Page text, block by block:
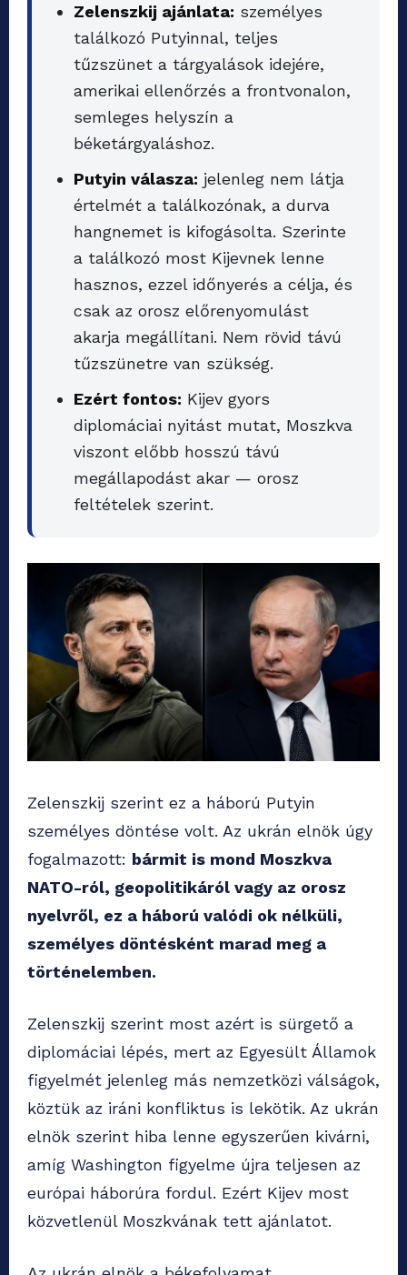
Zelenszkij ajánlata: személyes
találkozó Putyinnal, teljes
tűzszünet a tárgyalások idejére,
amerikai ellenőrzés a frontvonalon,
semleges helyszín a
béketárgyaláshoz.
Putyin válasza: jelenleg nem látja
értelmét a találkozónak, a durva
hangnemet is kifogásolta. Szerinte
a találkozó most Kijevnek lenne
hasznos, ezzel időnyerés a célja, és
csak az orosz előrenyomulást
akarja megállítani. Nem rövid távú
tűzszünetre van szükség.
Ezért fontos: Kijev gyors
diplomáciai nyitást mutat, Moszkva
viszont előbb hosszú távú
megállapodást akar — orosz
feltételek szerint.
Zelenszkij szerint ez a háború Putyin
személyes döntése volt. Az ukrán elnök úgy
fogalmazott: bármit is mond Moszkva
NATO-ról, geopolitikáról vagy az orosz
nyelvről, ez a háború valódi ok nélküli,
személyes döntésként marad meg a
történelemben.
Zelenszkij szerint most azért is sürgető a
diplomáciai lépés, mert az Egyesült Államok
figyelmét jelenleg más nemzetközi válságok,
köztük az iráni konfliktus is lekötik. Az ukrán
elnök szerint hiba lenne egyszerűen kivárni,
amíg Washington figyelme újra teljesen az
európai háborúra fordul. Ezért Kijev most
közvetlenül Moszkvának tett ajánlatot.